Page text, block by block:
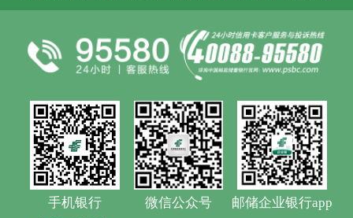
手机银行 微信公众号 邮储企业银行app